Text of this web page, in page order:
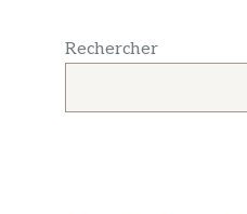
Rechercher